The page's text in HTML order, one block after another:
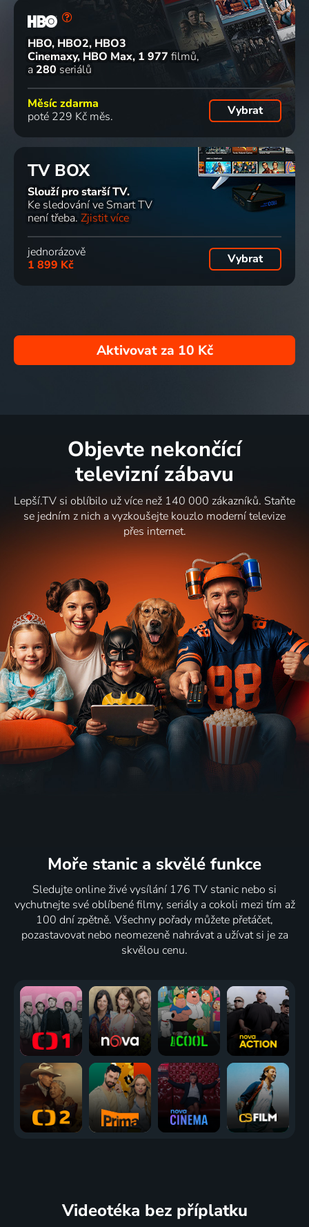
HBO, HBO2, HBO3
Cinemaxy, HBO Max 1 977 filmů
a 280 seriálů
Měsíc zdarma
poté 229 Kč měs.
Vybrat
TV BOX
Slouží pro starší TV.
Ke sledování ve Smart TV
není třeba. Zjistit více
jednorázově
1 899 Kč
Vybrat
Aktivovat za 10 Kč
Objevte nekončící
televizní zábavu
Lepší.TV si oblíbilo už více než 140 000 zákazníků. Staňte
se jedním z nich a vyzkoušejte kouzlo moderní televize
přes internet.
Moře stanic a skvělé funkce
Sledujte online živé vysílání 176 TV stanic nebo si
vychutnejte své oblíbené filmy, seriály a cokoli mezi tím až
100 dní zpětně. Všechny pořady můžete přetáčet,
pozastavovat nebo neomezeně nahrávat a užívat si je za
skvělou cenu.
Videotéka bez příplatku